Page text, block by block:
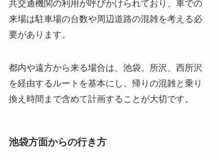
共交通機関の利用が呼びかけられており、車での
来場は駐車場の台数や周辺道路の混雑を考える必
要があります。
都内や遠方から来る場合は、池袋、所沢、西所沢
を経由するルートを基本にし、帰りの混雑と乗り
換え時間まで含めて計画することが大切です。
池袋方面からの行き方